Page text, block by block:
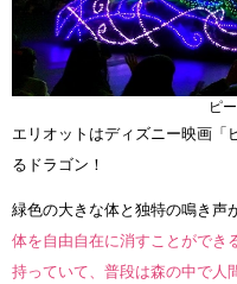
ピ
エリオットはディズニー映画「
るドラゴン！
緑色の大きな体と独特の鳴き声
体を自由自在に消すことができ
持っていて、普段は森の中で人